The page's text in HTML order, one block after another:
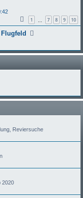
1 7 8 9 10
Reviersuche
2020